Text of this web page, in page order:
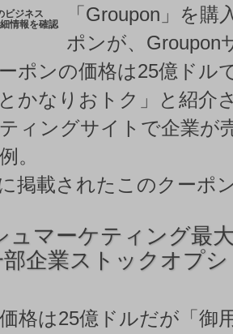
ビジネス
情報を確認
「Groupon」を
ポンが、Groupon
ポンの価格は25億ドル
かなりおトク」と紹介
ィングサイトで企業が
。
掲載されたこのクーポ
ュマーケティング最
企業ストックオプ
格は25億ドルだが「御